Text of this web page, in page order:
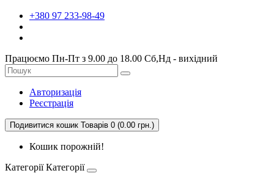
+380 97 233-98-49
Працюємо Пн-Пт з 9.00 до 18.00 Сб,Нд - вихідний
Авторизація
Реєстрація
Подивитися кошик Товарів 0 (0.00 грн.)
Кошик порожній!
Категорії Категорії